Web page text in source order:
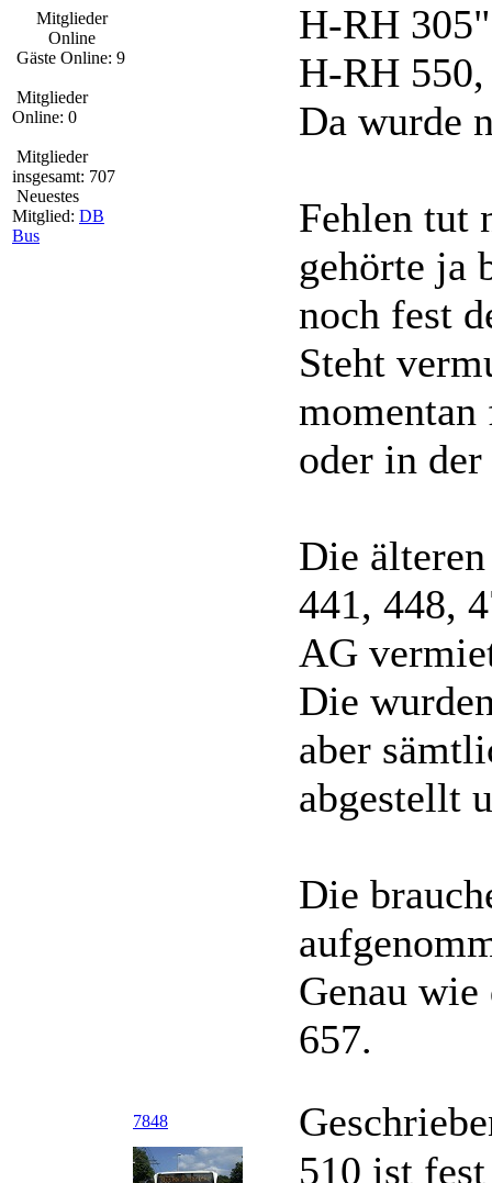
Mitglieder
Online
Gäste Online: 9
Mitglieder
Online: 0
Mitglieder
insgesamt: 707
Neuestes
Mitglied: DB
Bus
H-RH
H-RH
Da wurde
Fehlen tut
gehörte ja
noch fest
Steht
momentan
oder in
Die
441, 448,
AG
Die
aber
abgestellt
Die
Genau
657.
7848
510 ist